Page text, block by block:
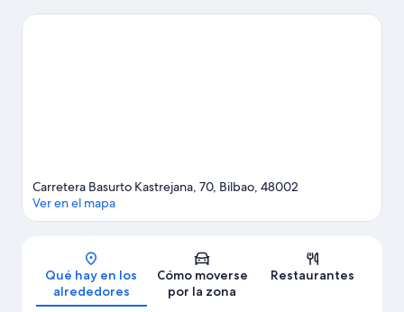
buscas unas vacaciones activas. ¿Te apetece disfrutar de un
Mapa
Carretera Basurto Kastrejana, 70, Bilbao, 48002
Ver en el mapa
Qué hay en los
alrededores
Cómo moverse
por la zona
Restaurantes